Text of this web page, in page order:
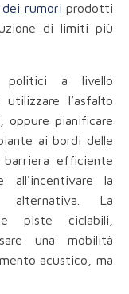
dei rumori prodotti
di limiti più
politici a livello
l’asfalto
oppure pianificare
ai bordi delle
efficiente
all'incentivare la
alternativa. La
piste ciclabili,
una mobilità
acustico, ma